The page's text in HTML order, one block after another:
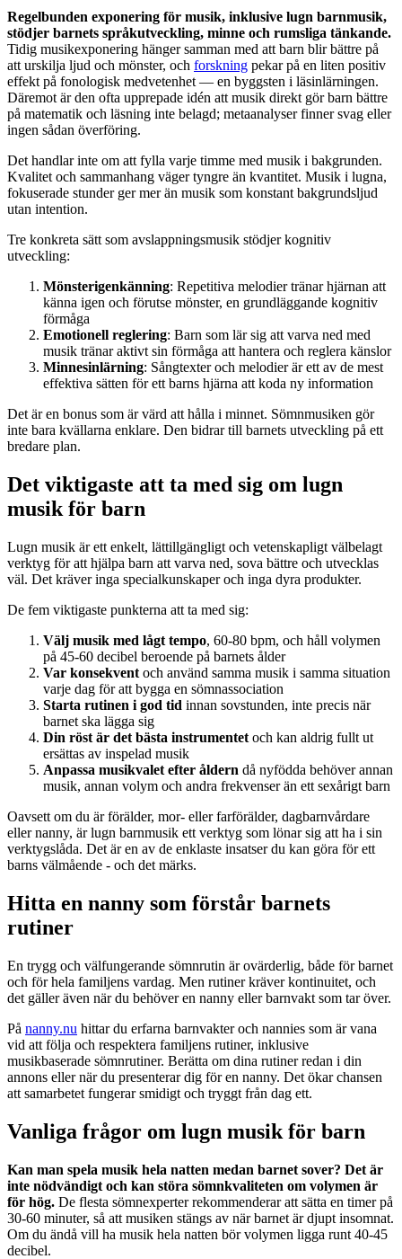
Regelbunden exponering för musik, inklusive lugn barnmusik,
stödjer barnets språkutveckling, minne och rumsliga tänkande.
Tidig musikexponering hänger samman med att barn blir bättre på
att urskilja ljud och mönster, och forskning pekar på en liten positiv
effekt på fonologisk medvetenhet — en byggsten i läsinlärningen.
Däremot är den ofta upprepade idén att musik direkt gör barn bättre
på matematik och läsning inte belagd; metaanalyser finner svag eller
ingen sådan överföring.
Det handlar inte om att fylla varje timme med musik i bakgrunden.
Kvalitet och sammanhang väger tyngre än kvantitet. Musik i lugna,
fokuserade stunder ger mer än musik som konstant bakgrundsljud
utan intention.
Tre konkreta sätt som avslappningsmusik stödjer kognitiv
utveckling:
Mönsterigenkänning: Repetitiva melodier tränar hjärnan att
känna igen och förutse mönster, en grundläggande kognitiv
förmåga
Emotionell reglering: Barn som lär sig att varva ned med
musik tränar aktivt sin förmåga att hantera och reglera känslor
Minnesinlärning: Sångtexter och melodier är ett av de mest
effektiva sätten för ett barns hjärna att koda ny information
Det är en bonus som är värd att hålla i minnet. Sömnmusiken gör
inte bara kvällarna enklare. Den bidrar till barnets utveckling på ett
bredare plan.
Det viktigaste att ta med sig om lugn
musik för barn
Lugn musik är ett enkelt, lättillgängligt och vetenskapligt välbelagt
verktyg för att hjälpa barn att varva ned, sova bättre och utvecklas
väl. Det kräver inga specialkunskaper och inga dyra produkter.
De fem viktigaste punkterna att ta med sig:
Välj musik med lågt tempo, 60-80 bpm, och håll volymen
på 45-60 decibel beroende på barnets ålder
Var konsekvent och använd samma musik i samma situation
varje dag för att bygga en sömnassociation
Starta rutinen i god tid innan sovstunden, inte precis när
barnet ska lägga sig
Din röst är det bästa instrumentet och kan aldrig fullt ut
ersättas av inspelad musik
Anpassa musikvalet efter åldern då nyfödda behöver annan
musik, annan volym och andra frekvenser än ett sexårigt barn
Oavsett om du är förälder, mor- eller farförälder, dagbarnvårdare
eller nanny, är lugn barnmusik ett verktyg som lönar sig att ha i sin
verktygslåda. Det är en av de enklaste insatser du kan göra för ett
barns välmående - och det märks.
Hitta en nanny som förstår barnets
rutiner
En trygg och välfungerande sömnrutin är ovärderlig, både för barnet
och för hela familjens vardag. Men rutiner kräver kontinuitet, och
det gäller även när du behöver en nanny eller barnvakt som tar över.
På nanny.nu hittar du erfarna barnvakter och nannies som är vana
vid att följa och respektera familjens rutiner, inklusive
musikbaserade sömnrutiner. Berätta om dina rutiner redan i din
annons eller när du presenterar dig för en nanny. Det ökar chansen
att samarbetet fungerar smidigt och tryggt från dag ett.
Vanliga frågor om lugn musik för barn
Kan man spela musik hela natten medan barnet sover? Det är
inte nödvändigt och kan störa sömnkvaliteten om volymen är
för hög. De flesta sömnexperter rekommenderar att sätta en timer på
30-60 minuter, så att musiken stängs av när barnet är djupt insomnat.
Om du ändå vill ha musik hela natten bör volymen ligga runt 40-45
decibel.